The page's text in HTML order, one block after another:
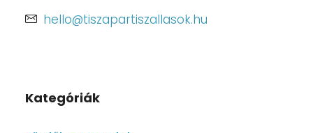
hello@tiszapartiszallasok.hu
Kategóriák